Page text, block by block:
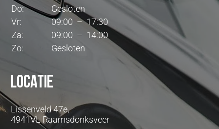
Do:
Gesloten
Vr:
09:00 – 17:30
Za:
09:00 – 14:00
Zo:
Gesloten
Locatie
Lissenveld 47e,
4941VL Raamsdonksveer